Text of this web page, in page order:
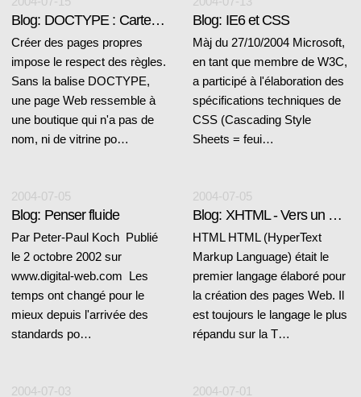
Blog: DOCTYPE : Carte d'identité d'une page Web
Créer des pages propres
impose le respect des règles.
Sans la balise DOCTYPE,
une page Web ressemble à
une boutique qui n'a pas de
nom, ni de vitrine po…
Blog: IE6 et CSS
Màj du 27/10/2004 Microsoft,
en tant que membre de W3C,
a participé à l'élaboration des
spécifications techniques de
CSS (Cascading Style
Sheets = feui…
2004-07-05
Blog: Penser fluide
Par Peter-Paul Koch Publié
le 2 octobre 2002 sur
www.digital-web.com Les
temps ont changé pour le
mieux depuis l'arrivée des
standards po…
2004-07-05
Blog: XHTML - Vers un Web plus ouvert et rigoureux
HTML HTML (HyperText
Markup Language) était le
premier langage élaboré pour
la création des pages Web. Il
est toujours le langage le plus
répandu sur la T…
2004-07-03 2004-07-01